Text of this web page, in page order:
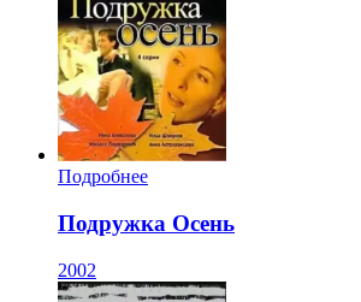
Подробнее
Подружка Осень
2002